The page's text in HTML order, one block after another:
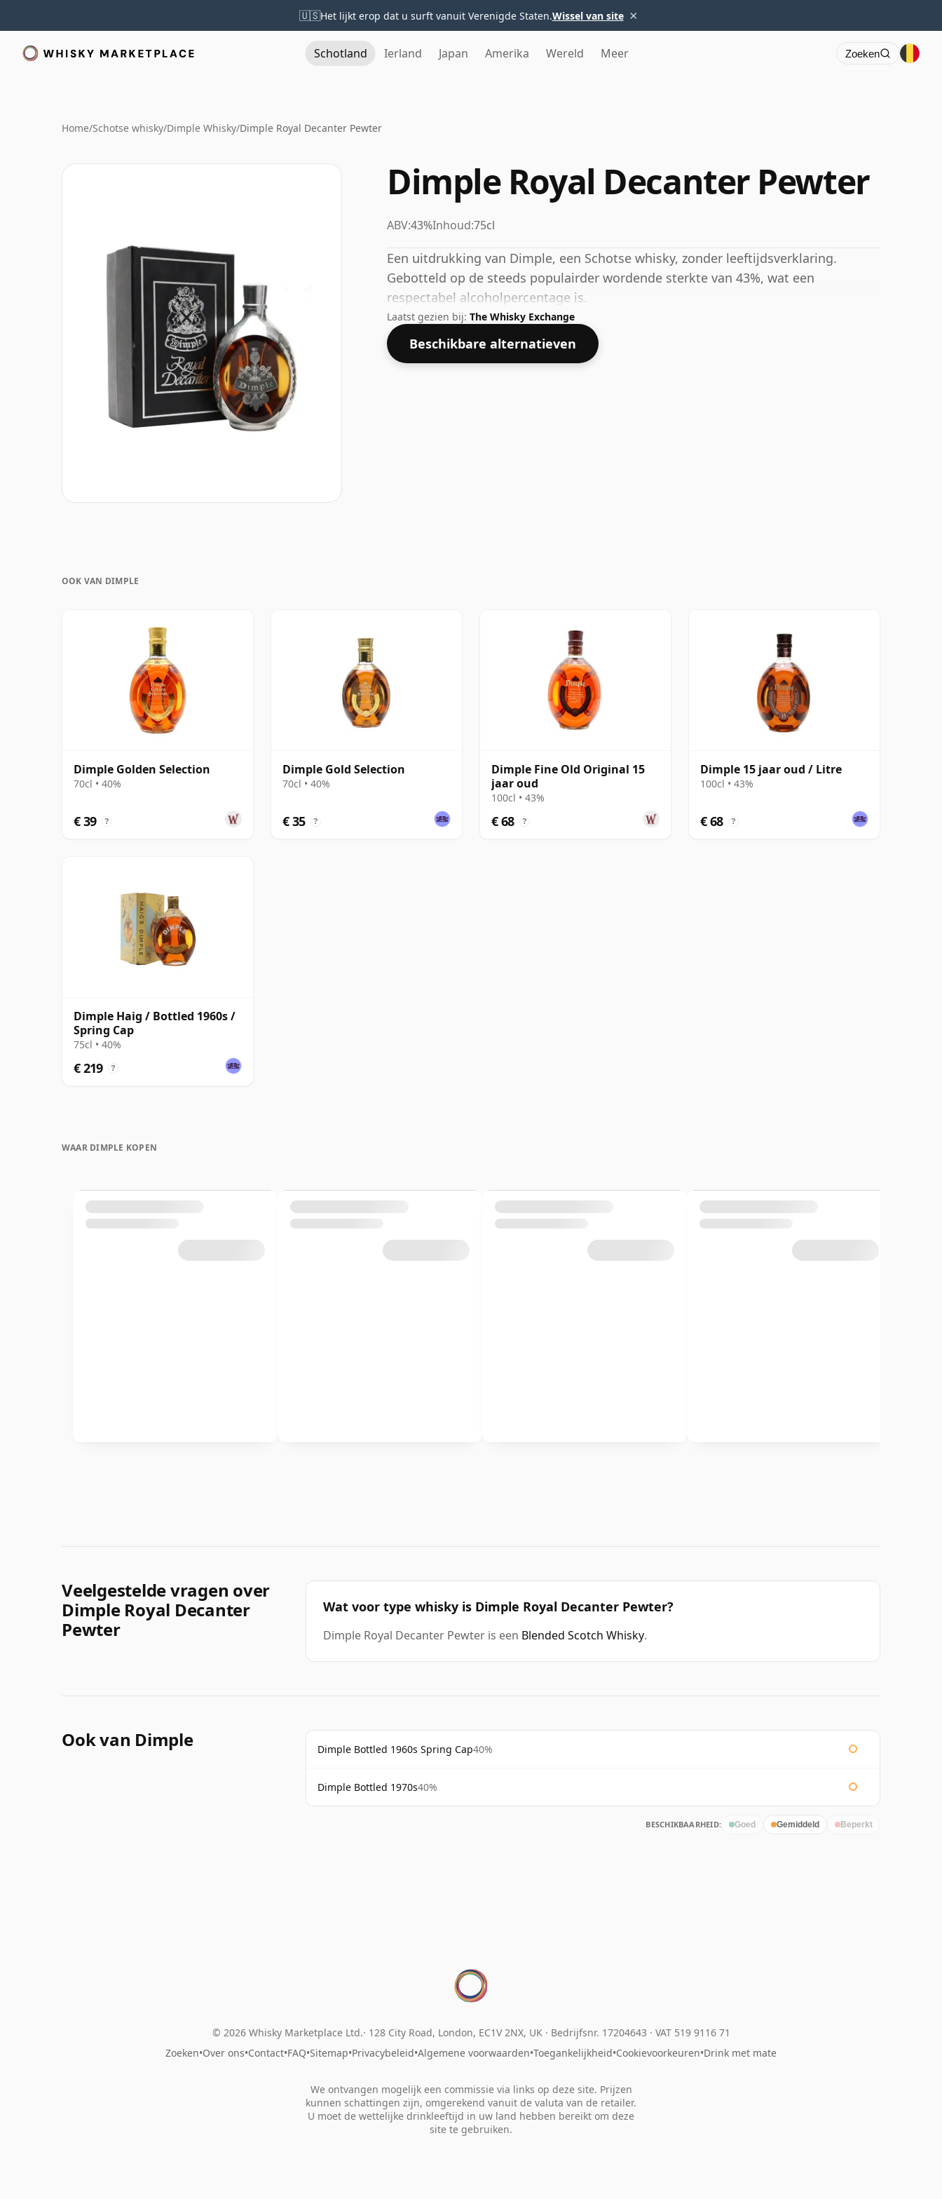
🇺🇸Het lijkt erop dat u surft vanuit Verenigde Staten.Wissel van site ×
Schotland Ierland Japan Amerika Wereld Meer Zoeken
Home/Schotse whisky/Dimple Whisky/Dimple Royal Decanter Pewter
Dimple Royal Decanter Pewter
ABV:43%Inhoud:75cl
Een uitdrukking van Dimple, een Schotse whisky, zonder leeftijdsverklaring.
Gebotteld op de steeds populairder wordende sterkte van 43%, wat een
respectabel alcoholpercentage is.
Laatst gezien bij: The Whisky Exchange
Beschikbare alternatieven
OOK VAN DIMPLE
Dimple Golden Selection
70cl • 40%
€ 39 ?
Dimple Gold Selection
70cl • 40%
€ 35 ?
Dimple Fine Old Original 15
jaar oud
100cl • 43%
€ 68 ?
Dimple 15 jaar oud / Litre
100cl • 43%
€ 68 ?
Dimple Haig / Bottled 1960s /
Spring Cap
75cl • 40%
€ 219 ?
WAAR DIMPLE KOPEN
Veelgestelde vragen over
Dimple Royal Decanter
Pewter
Wat voor type whisky is Dimple Royal Decanter Pewter?
Dimple Royal Decanter Pewter is een Blended Scotch Whisky.
Ook van Dimple Dimple Bottled 1960s Spring Cap40%
Dimple Bottled 1970s40%
BESCHIKBAARHEID: Goed Gemiddeld Beperkt
© 2026 Whisky Marketplace Ltd. 128 City Road, London, EC1V 2NX, UK · Bedrijfsnr. 17204643 · VAT 519 9116 71
Zoeken•Over ons•Contact•FAQ•Sitemap•Privacybeleid•Algemene voorwaarden•Toegankelijkheid•Cookievoorkeuren•Drink met mate
We ontvangen mogelijk een commissie via links op deze site. Prijzen
kunnen schattingen zijn, omgerekend vanuit de valuta van de retailer.
U moet de wettelijke drinkleeftijd in uw land hebben bereikt om deze
site te gebruiken.